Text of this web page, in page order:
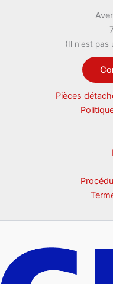
(Il n'est pas
Pièces